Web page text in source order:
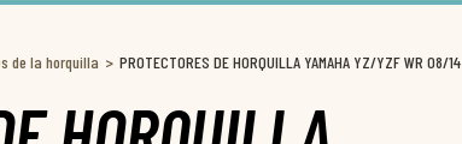
de la horquilla PROTECTORES DE HORQUILLA YAMAHA YZ/YZF WR 08/14